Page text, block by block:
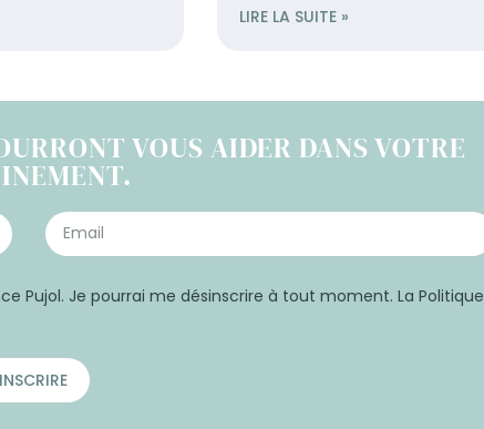
LIRE LA SUITE »
VOUS AIDER DANS VOTRE
Pujol. Je pourrai me désinscrire à tout moment. La Politique